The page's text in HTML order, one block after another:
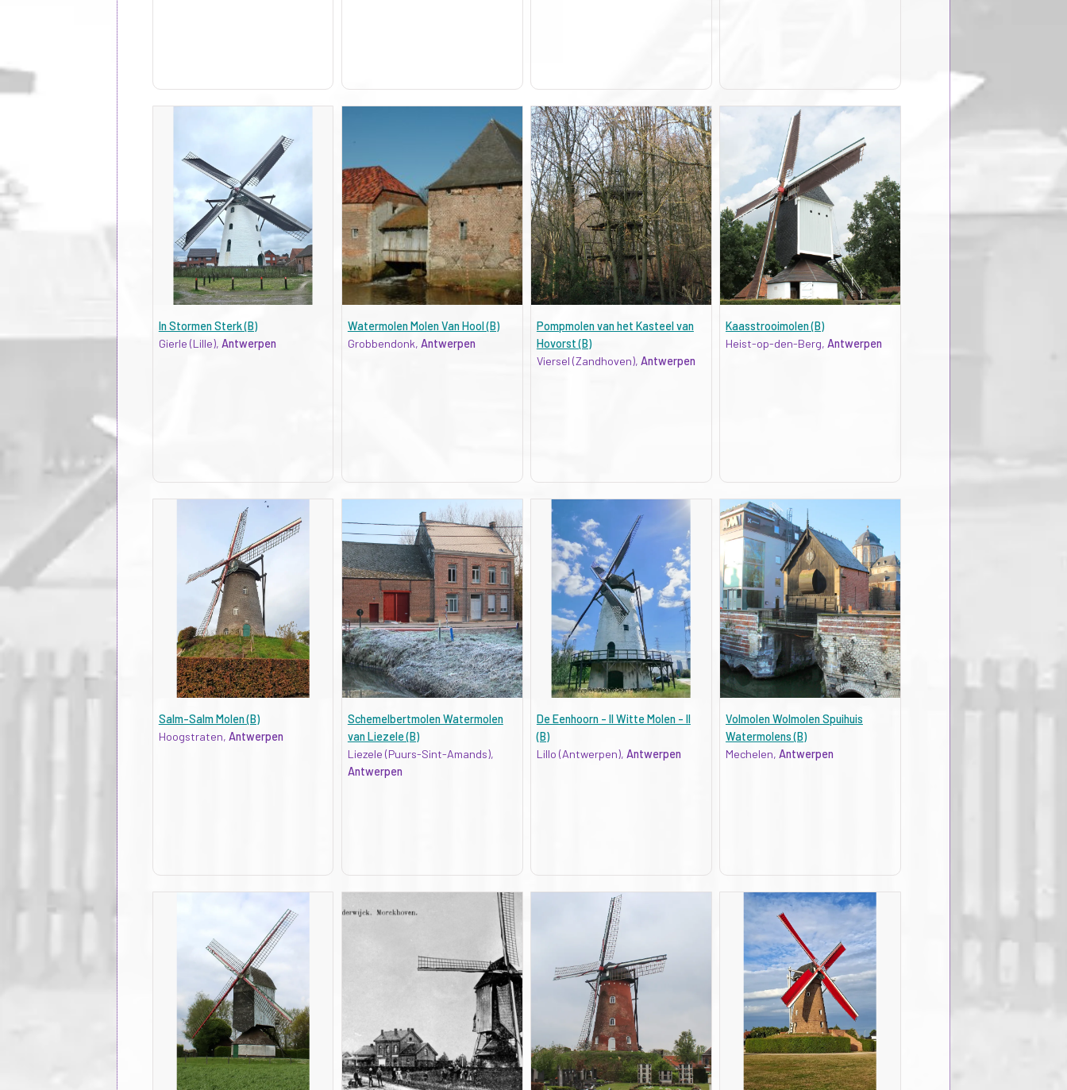
In Stormen Sterk (B)
Gierle (Lille), Antwerpen
Watermolen Molen Van Hool (B)
Grobbendonk, Antwerpen
Pompmolen van het Kasteel van
Hovorst (B)
Viersel (Zandhoven), Antwerpen
Kaasstrooimolen (B)
Heist-op-den-Berg, Antwerpen
Salm-Salm Molen (B)
Hoogstraten, Antwerpen
Schemelbertmolen Watermolen
van Liezele (B)
Liezele (Puurs-Sint-Amands),
Antwerpen
De Eenhoorn - II Witte Molen - II
(B)
Lillo (Antwerpen), Antwerpen
Volmolen Wolmolen Spuihuis
Watermolens (B)
Mechelen, Antwerpen